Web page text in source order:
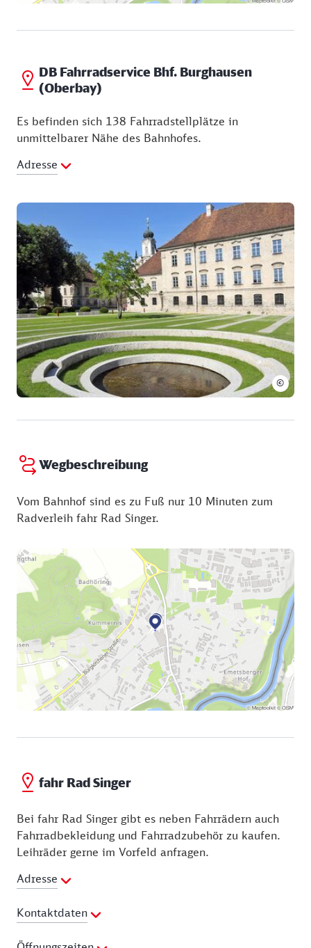
DB Fahrradservice Bhf. Burghausen
(Oberbay)
Es befinden sich 138 Fahrradstellplätze in
unmittelbarer Nähe des Bahnhofes.
Adresse
©
Wegbeschreibung
Vom Bahnhof sind es zu Fuß nur 10 Minuten zum
Radverleih fahr Rad Singer.
fahr Rad Singer
Bei fahr Rad Singer gibt es neben Fahrrädern auch
Fahrradbekleidung und Fahrradzubehör zu kaufen.
Leihräder gerne im Vorfeld anfragen.
Adresse
Kontaktdaten
Telefon:0176 70799319